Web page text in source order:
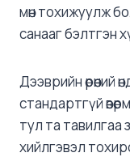
мөн тохижуулж
санааг бэлтгэн
Дээврийн өрөөний
стандартгүй
тул та тавилгаа
хийлгэвэл